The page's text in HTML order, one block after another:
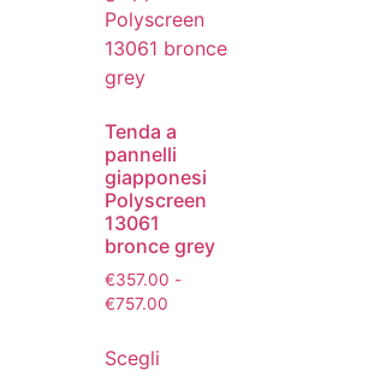
Tenda a
pannelli
giapponesi
Polyscreen
13061
bronce grey
€357.00 -
€757.00
Scegli